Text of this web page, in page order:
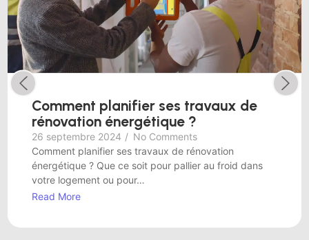
Comment planifier ses travaux de
rénovation énergétique ?
26 septembre 2024 / No Comments
Comment planifier ses travaux de rénovation
énergétique ? Que ce soit pour pallier au froid dans
votre logement ou pour…
Read More